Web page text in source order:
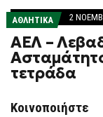
ΑΘΛΗΤΙΚΑ 2
ΑΕΛ –
τετράδα
Κοινοποιήστε